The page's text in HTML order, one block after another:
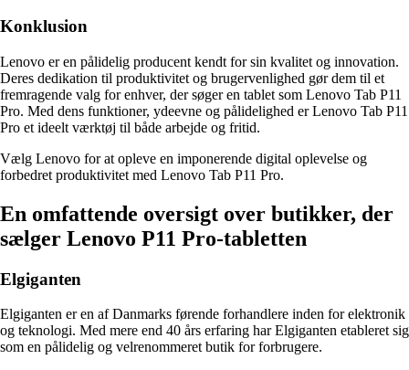
Konklusion
Lenovo er en pålidelig producent kendt for sin kvalitet og innovation.
Deres dedikation til produktivitet og brugervenlighed gør dem til et
fremragende valg for enhver, der søger en tablet som Lenovo Tab P11
Pro. Med dens funktioner, ydeevne og pålidelighed er Lenovo Tab P11
Pro et ideelt værktøj til både arbejde og fritid.
Vælg Lenovo for at opleve en imponerende digital oplevelse og
forbedret produktivitet med Lenovo Tab P11 Pro.
En omfattende oversigt over butikker, der
sælger Lenovo P11 Pro-tabletten
Elgiganten
Elgiganten er en af Danmarks førende forhandlere inden for elektronik
og teknologi. Med mere end 40 års erfaring har Elgiganten etableret sig
som en pålidelig og velrenommeret butik for forbrugere.